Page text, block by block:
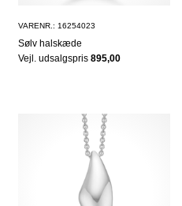
VARENR.: 16254023
Sølv halskæde
Vejl. udsalgspris 895,00